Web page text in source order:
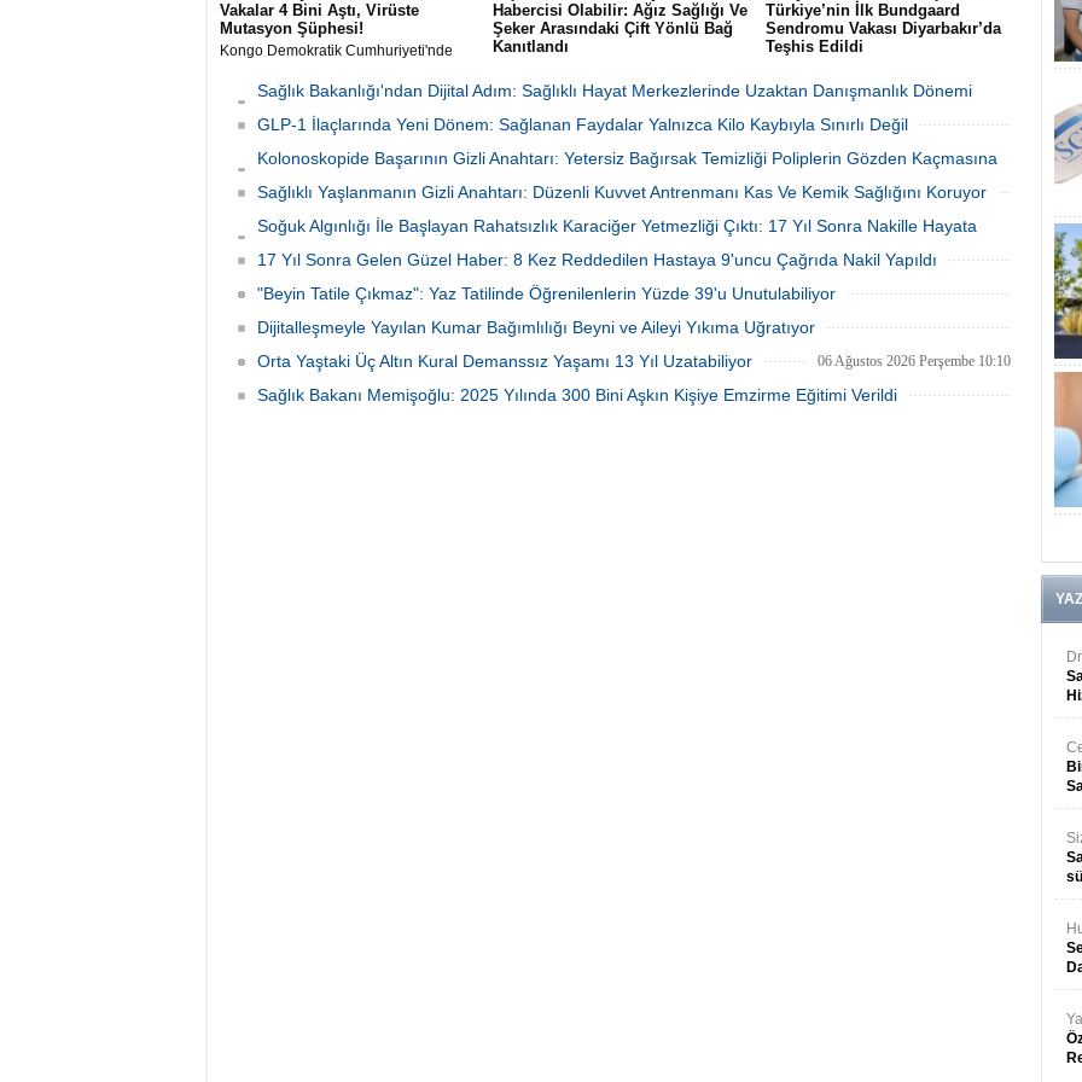
Vakalar 4 Bini Aştı, Virüste
Mutasyon Şüphesi!
Kongo Demokratik Cumhuriyeti'nde
salgını yaşanıyor. Vaka sayısının 4 bini
aşması üzerine yetkililer virüsün
mutasyona uğramış olabileceğinden
planını en üst seviyeye çıkardı.
Habercisi Olabilir: Ağız Sağlığı Ve
Şeker Arasındaki Çift Yönlü Bağ
Kanıtlandı
yayımlanan 300 bin kişilik dev
araştırma, şiddetli diş eti hastalığı
(periodontit) ile tip 2 diyabet arasında
bulunduğunu gözler önüne serdi.
Türkiye’nin İlk Bundgaard
Sendromu Vakası Diyarbakır’da
Teşhis Edildi
ağrısı şikayetiyle hastaneye başvuran
41 yaşındaki Şehmus Doğan’da,
dünyada son derece nadir görülen
Sağlık Bakanlığı'ndan Dijital Adım: Sağlıklı Hayat Merkezlerinde Uzaktan Danışmanlık Dönemi
Başladı
GLP-1 İlaçlarında Yeni Dönem: Sağlanan Faydalar Yalnızca Kilo Kaybıyla Sınırlı Değil
06 Ağustos 2026 Perşembe 16:23
Kolonoskopide Başarının Gizli Anahtarı: Yetersiz Bağırsak Temizliği Poliplerin Gözden Kaçmasına
Neden Oluyor
Sağlıklı Yaşlanmanın Gizli Anahtarı: Düzenli Kuvvet Antrenmanı Kas Ve Kemik Sağlığını Koruyor
06 Ağustos 2026 Perşembe 16:17
Soğuk Algınlığı İle Başlayan Rahatsızlık Karaciğer Yetmezliği Çıktı: 17 Yıl Sonra Nakille Hayata
Tutundu
17 Yıl Sonra Gelen Güzel Haber: 8 Kez Reddedilen Hastaya 9'uncu Çağrıda Nakil Yapıldı
"Beyin Tatile Çıkmaz": Yaz Tatilinde Öğrenilenlerin Yüzde 39'u Unutulabiliyor
Dijitalleşmeyle Yayılan Kumar Bağımlılığı Beyni ve Aileyi Yıkıma Uğratıyor
06 Ağustos 2026 Perşembe 10:45
Orta Yaştaki Üç Altın Kural Demanssız Yaşamı 13 Yıl Uzatabiliyor 06 Ağustos 2026 Perşembe 10:10
Sağlık Bakanı Memişoğlu: 2025 Yılında 300 Bini Aşkın Kişiye Emzirme Eğitimi Verildi